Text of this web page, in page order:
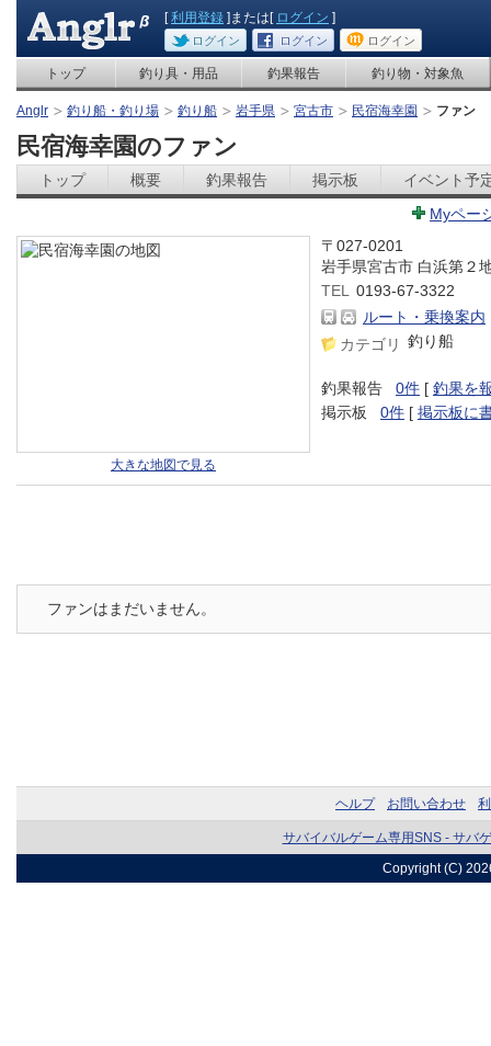
[利用登録 ]または[ ログイン ]
ログイン ログイン ログイン
トップ 釣り具・用品 釣果報告 釣り物・対象魚
Anglr 釣り船・釣り場 釣り船 岩手県 宮古市 民宿海幸園 ファン
民宿海幸園のファン
トップ 概要 釣果報告 掲示板
イベント予
Myペー
大きな地図で見る
〒027-0201
岩手県宮古市 白浜第２
TEL
0193-67-3322
ルート・乗換案内
カテゴリ 釣り船
釣果報告 0件 [ 釣果を
掲示板
0件 [ 掲示板に
ファンはまだいません。
ヘルプ お問い合わせ
サバイバルゲーム専用SNS - サバ
Copyright (C)